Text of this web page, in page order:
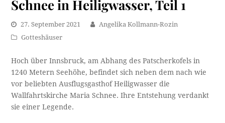
Schnee in Heiligwasser, Teil 1
27. September 2021
Angelika Kollmann-Rozin
Gotteshäuser
Hoch über Innsbruck, am Abhang des Patscherkofels in
1240 Metern Seehöhe, befindet sich neben dem nach wie
vor beliebten Ausflugsgasthof Heiligwasser die
Wallfahrtskirche Maria Schnee. Ihre Entstehung verdankt
sie einer Legende.